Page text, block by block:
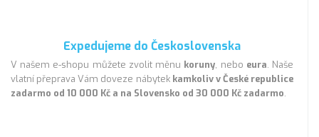
Expedujeme do Československa
V našem e-shopu můžete zvolit měnu koruny, nebo eura. Naše
vlatní přeprava Vám doveze nábytek kamkoliv v České republice
zadarmo od 10 000 Kč a na Slovensko od 30 000 Kč zadarmo.